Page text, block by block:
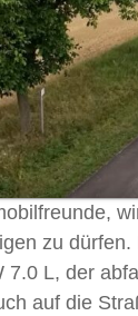
zu
7.0 L, der
auf die